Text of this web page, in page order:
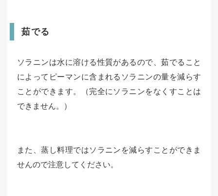
茹でる
ソラニンは水に溶ける性質があるので、茹でること
によってピーマンに含まれるソラニンの量を減らす
ことができます。（完全にソラニンをなくすことは
できません。）
また、蒸し料理ではソラニンを減らすことができま
せんので注意してください。